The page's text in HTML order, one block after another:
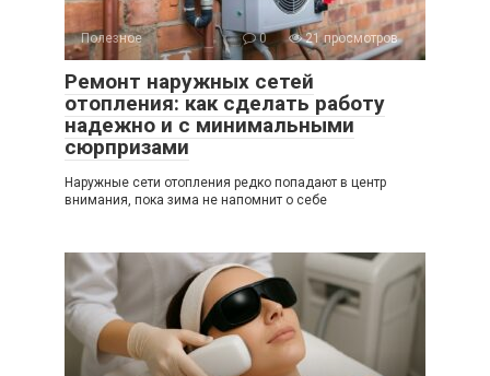
Полезное 0 21 просмотров
Ремонт наружных сетей
отопления: как сделать работу
надежно и с минимальными
сюрпризами
Наружные сети отопления редко попадают в центр
внимания, пока зима не напомнит о себе